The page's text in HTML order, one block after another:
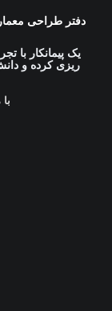
دفتر طراحی
یک پیمانکار با
ریزی کرده و
با